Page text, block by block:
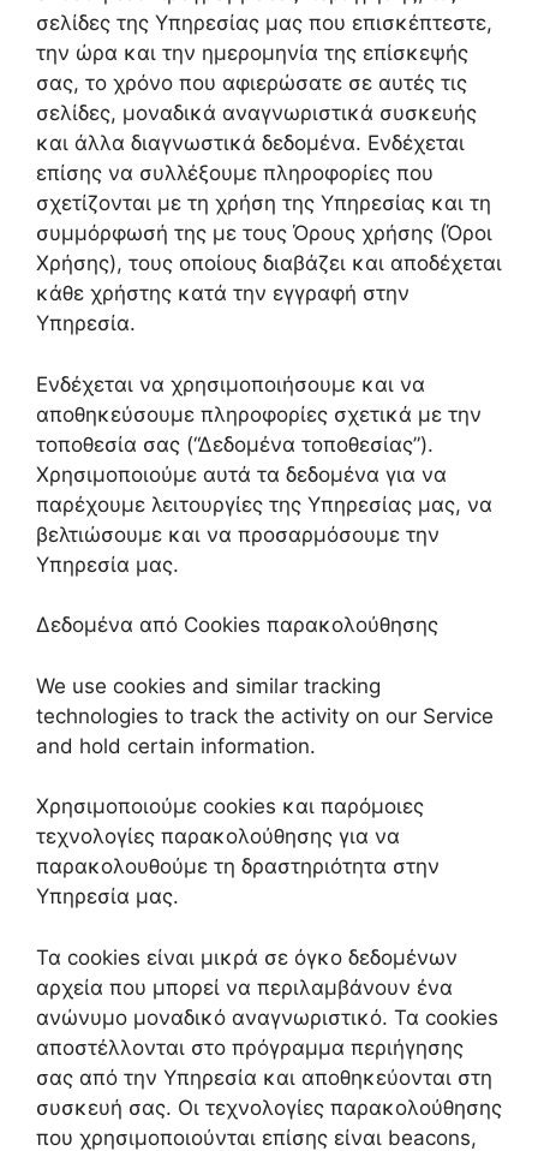
σελίδες της Υπηρεσίας μας που επισκέπτεστε,
την ώρα και την ημερομηνία της επίσκεψής
σας, το χρόνο που αφιερώσατε σε αυτές τις
σελίδες, μοναδικά αναγνωριστικά συσκευής
και άλλα διαγνωστικά δεδομένα. Ενδέχεται
επίσης να συλλέξουμε πληροφορίες που
σχετίζονται με τη χρήση της Υπηρεσίας και τη
συμμόρφωσή της με τους Όρους χρήσης (Όροι
Χρήσης), τους οποίους διαβάζει και αποδέχεται
κάθε χρήστης κατά την εγγραφή στην
Υπηρεσία.
Ενδέχεται να χρησιμοποιήσουμε και να
αποθηκεύσουμε πληροφορίες σχετικά με την
τοποθεσία σας (“Δεδομένα τοποθεσίας”).
Χρησιμοποιούμε αυτά τα δεδομένα για να
παρέχουμε λειτουργίες της Υπηρεσίας μας, να
βελτιώσουμε και να προσαρμόσουμε την
Υπηρεσία μας.
Δεδομένα από Cookies παρακολούθησης
We use cookies and similar tracking
technologies to track the activity on our Service
and hold certain information.
Χρησιμοποιούμε cookies και παρόμοιες
τεχνολογίες παρακολούθησης για να
παρακολουθούμε τη δραστηριότητα στην
Υπηρεσία μας.
Τα cookies είναι μικρά σε όγκο δεδομένων
αρχεία που μπορεί να περιλαμβάνουν ένα
ανώνυμο μοναδικό αναγνωριστικό. Τα cookies
αποστέλλονται στο πρόγραμμα περιήγησης
σας από την Υπηρεσία και αποθηκεύονται στη
συσκευή σας. Οι τεχνολογίες παρακολούθησης
που χρησιμοποιούνται επίσης είναι beacons,